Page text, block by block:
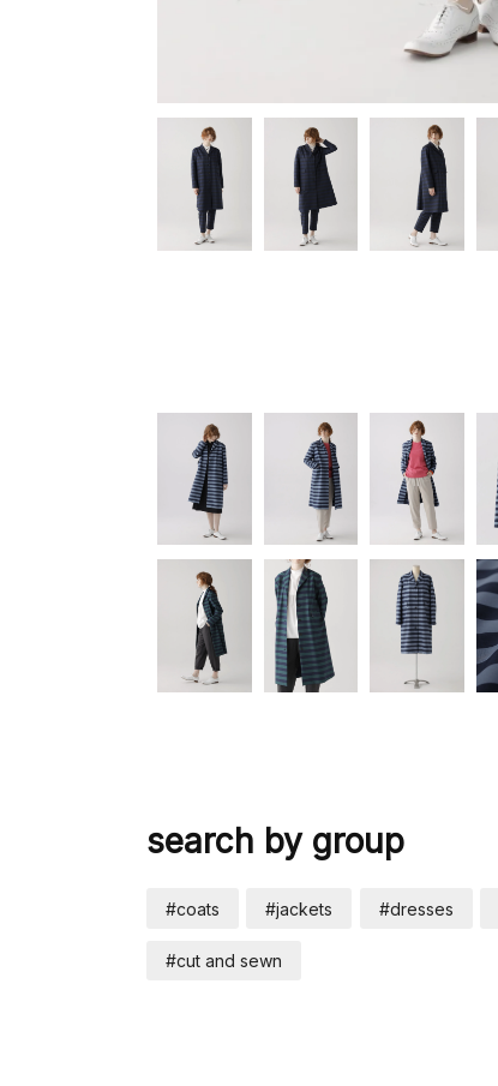
search by group
#coats #jackets #dresses
#cut and sewn